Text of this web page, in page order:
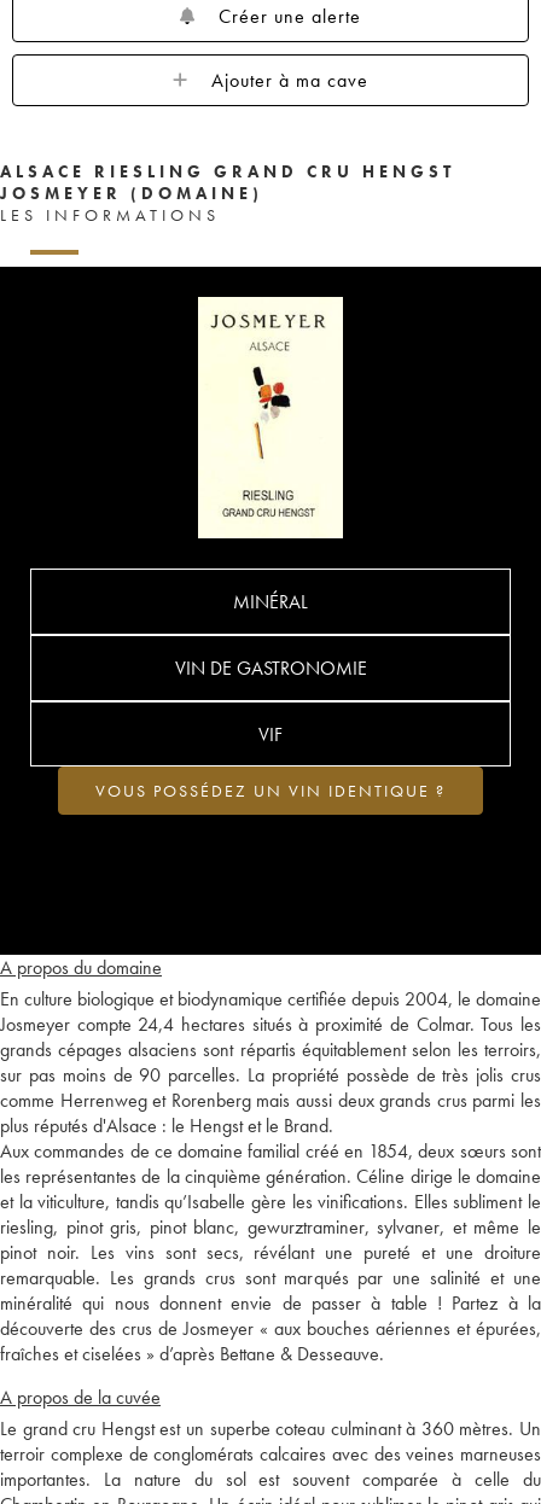
Créer une alerte
Ajouter à ma cave
ALSACE RIESLING GRAND CRU HENGST
JOSMEYER (DOMAINE)
LES INFORMATIONS
A propos du domaine
En culture biologique et biodynamique certifiée depuis 2004, le domaine
Josmeyer compte 24,4 hectares situés à proximité de Colmar. Tous les
grands cépages alsaciens sont répartis équitablement selon les terroirs,
sur pas moins de 90 parcelles. La propriété possède de très jolis crus
comme Herrenweg et Rorenberg mais aussi deux grands crus parmi les
plus réputés d'Alsace : le Hengst et le Brand.
Aux commandes de ce domaine familial créé en 1854, deux sœurs sont
les représentantes de la cinquième génération. Céline dirige le domaine
et la viticulture, tandis qu’Isabelle gère les vinifications. Elles subliment le
riesling, pinot gris, pinot blanc, gewurztraminer, sylvaner, et même le
pinot noir. Les vins sont secs, révélant une pureté et une droiture
remarquable. Les grands crus sont marqués par une salinité et une
minéralité qui nous donnent envie de passer à table ! Partez à la
découverte des crus de Josmeyer « aux bouches aériennes et épurées,
fraîches et ciselées » d’après Bettane & Desseauve.
A propos de la cuvée
Le grand cru Hengst est un superbe coteau culminant à 360 mètres. Un
terroir complexe de conglomérats calcaires avec des veines marneuses
importantes. La nature du sol est souvent comparée à celle du
MINÉRAL
VIN DE GASTRONOMIE
VIF
VOUS POSSÉDEZ UN VIN IDENTIQUE ?